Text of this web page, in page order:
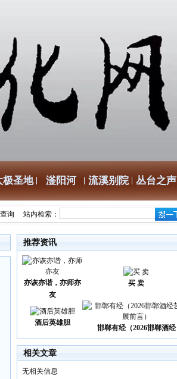
极圣地 滏阳河 流溪别院 丛台之声
询 站内检索：
推荐资讯
亦诙亦谐，亦师亦
友
买 卖
酒后英雄胆
邯郸有经（2026邯郸酒经
相关文章
无相关信息